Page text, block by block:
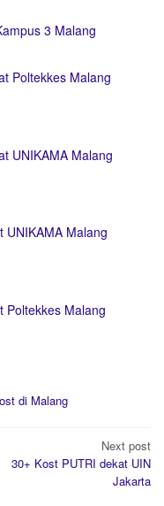
3 Malang
Poltekkes Malang
UNIKAMA Malang
UNIKAMA Malang
Poltekkes Malang
di Malang
Next post
30+ Kost PUTRI dekat UIN
Jakarta